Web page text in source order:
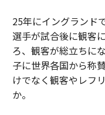
25年にイングランド
選手が試合後に観客
ろ、観客が総立ちに
子に世界各国から称
けでなく観客やレフ
か。